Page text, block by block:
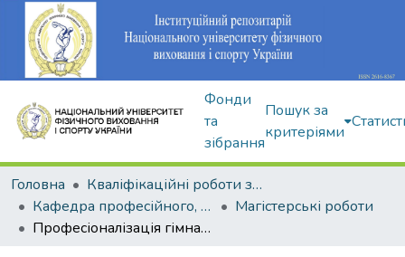
Фонди
та
зібрання
Пошук за
критеріями
Головна
Кваліфікаційні роботи здобувачів вищої освіти
Кафедра професійного, неолімпійського та адаптивного спорту
Магістерські роботи
Професіоналізація гімнастики художньої в системі європейського спорту